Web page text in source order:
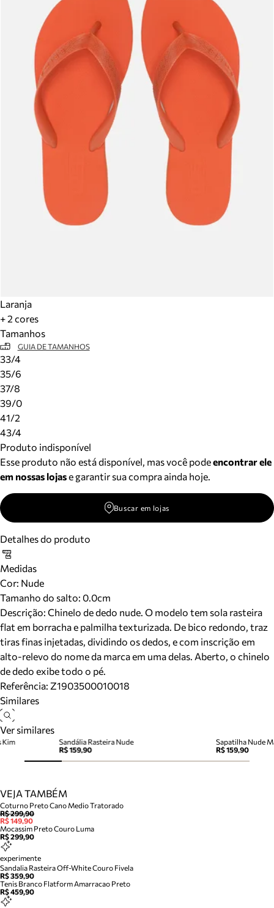
Laranja
+ 2 cores
Tamanhos
GUIA DE TAMANHOS
33/4
35/6
37/8
39/0
41/2
43/4
Produto indisponível
Esse produto não está disponível, mas você podeencontrar ele
em nossas lojase garantir sua compra ainda hoje.
Buscar em lojas
Detalhes do produto
Medidas
Cor: Nude
Tamanho do salto: 0.0cm
Descrição: Chinelo de dedo nude. O modelo tem sola rasteira
flat em borracha e palmilha texturizada. De bico redondo, traz
tiras finas injetadas, dividindo os dedos, e com inscrição em
alto-relevo do nome da marca em uma delas. Aberto, o chinelo
de dedo exibe todo o pé.
Referência: Z1903500010018
Similares
Ver similares
Sandália Rasteira Nude
R$ 159,90
Sapatilha Nude
R$ 159,90
Kim
VEJA TAMBÉM
Coturno Preto Cano Medio Tratorado
R$ 299,90
R$ 149,90
Mocassim Preto Couro Luma
R$ 299,90
experimente
Sandalia Rasteira Off-White Couro Fivela
R$ 359,90
Tenis Branco Flatform Amarracao Preto
R$ 459,90